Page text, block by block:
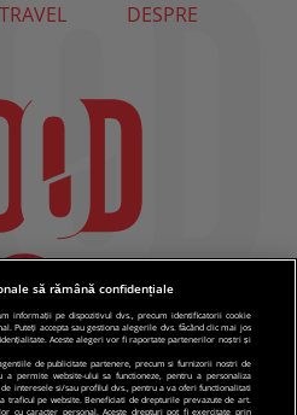
TRAVEL DESPRE
să rămână confidențiale
informații pe dispozitivul dvs., precum identificatorii cookie
Puteți accepta sau gestiona alegerile dvs. făcând clic mai jos
Aceste alegeri vor fi raportate partenerilor noștri și
de publicitate partenere, precum si furnizorii nostri de
permite website-ului sa functioneze, pentru a personaliza
interesele si/sau profilul dvs., pentru a va oferi functionalitati
traficul pe website. Beneficiati de drepturile prevazute de art.
cu caracter personal. Aceste drepturi pot fi exercitate prin